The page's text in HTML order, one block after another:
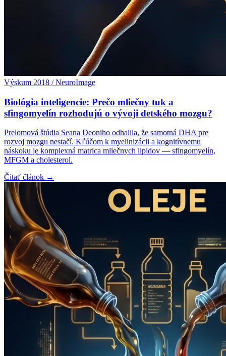
Výskum 2018 / NeuroImage
Biológia inteligencie: Prečo mliečny tuk a
sfingomyelín rozhodujú o vývoji detského mozgu?
Prelomová štúdia Seana Deoniho odhalila, že samotná DHA pre
rozvoj mozgu nestačí. Kľúčom k myelinizácii a kognitívnemu
náskoku je komplexná matrica mliečnych lipidov — sfingomyelín,
MFGM a cholesterol.
Čítať článok →